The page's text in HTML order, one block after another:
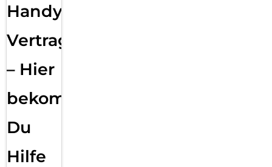
Handy
Vertragsabwicklung
– Hier
bekommst
Du
Hilfe